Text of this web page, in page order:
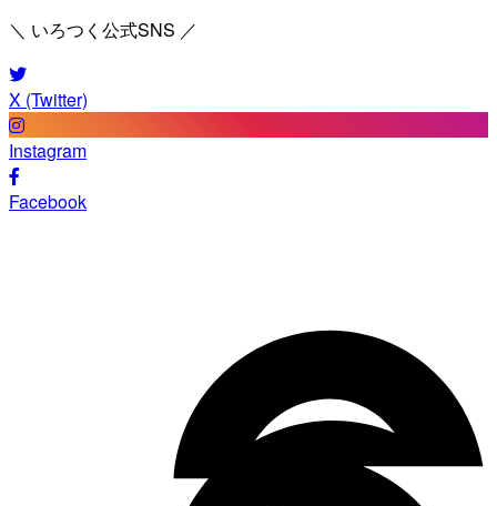
＼ いろつく公式SNS ／
X (Twitter)
Instagram
Facebook